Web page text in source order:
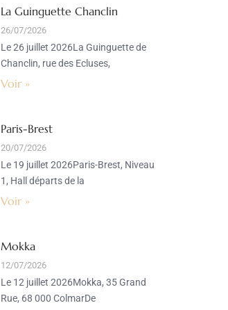
La Guinguette Chanclin
26/07/2026
Le 26 juillet 2026La Guinguette de
Chanclin, rue des Ecluses,
Voir »
Paris-Brest
20/07/2026
Le 19 juillet 2026Paris-Brest, Niveau
1, Hall départs de la
Voir »
Mokka
12/07/2026
Le 12 juillet 2026Mokka, 35 Grand
Rue, 68 000 ColmarDe